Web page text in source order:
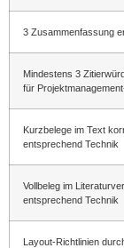
3 Zusammenfassung
Mindestens 3
für
Kurzbelege im Text
entsprechend Technik
Vollbeleg im
entsprechend Technik
Layout-Richtlinien